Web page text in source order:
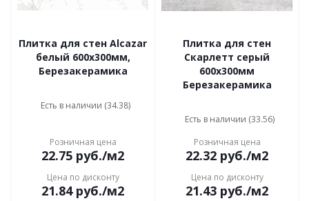
Плитка для стен Alcazar
белый 600x300мм,
Березакерамика
Есть в наличии (34.38)
Розничная цена
22.75 руб./м2
Цена по дисконту
21.84руб./м2
Плитка для стен
Скарлетт серый
600x300мм
Березакерамика
Есть в наличии (33.56)
Розничная цена
22.32 руб./м2
Цена по дисконту
21.43 руб./м2